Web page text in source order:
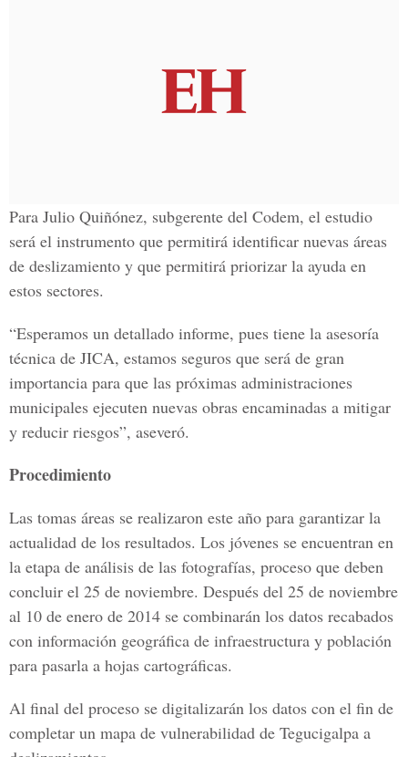
Para Julio Quiñónez, subgerente del Codem, el estudio
será el instrumento que permitirá identificar nuevas áreas
de deslizamiento y que permitirá priorizar la ayuda en
estos sectores.
“Esperamos un detallado informe, pues tiene la asesoría
técnica de JICA, estamos seguros que será de gran
importancia para que las próximas administraciones
municipales ejecuten nuevas obras encaminadas a mitigar
y reducir riesgos”, aseveró.
Procedimiento
Las tomas áreas se realizaron este año para garantizar la
actualidad de los resultados. Los jóvenes se encuentran en
la etapa de análisis de las fotografías, proceso que deben
concluir el 25 de noviembre. Después del 25 de noviembre
al 10 de enero de 2014 se combinarán los datos recabados
con información geográfica de infraestructura y población
para pasarla a hojas cartográficas.
Al final del proceso se digitalizarán los datos con el fin de
completar un mapa de vulnerabilidad de Tegucigalpa a